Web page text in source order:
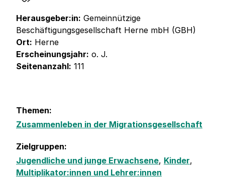
Herausgeber:in: Gemeinnützige
Beschäftigungsgesellschaft Herne mbH (GBH)
Ort: Herne
Erscheinungsjahr: o. J.
Seitenanzahl: 111
Themen:
Zusammenleben in der Migrationsgesellschaft
Zielgruppen:
Jugendliche und junge Erwachsene, Kinder,
Multiplikator:innen und Lehrer:innen